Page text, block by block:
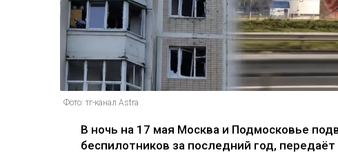
Фото: тг-канал Astra
В ночь на 17 мая Москва и Подмосковье
беспилотников за последний год, передаёт